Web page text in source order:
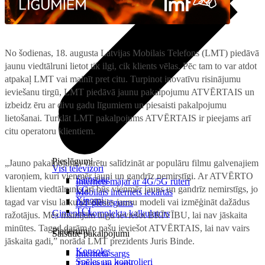
Pieslēgumi
Internets mājai ar 4G/5G rūteri
Mobilais internets iekārtās
IoT pieslēgums
Ģimenes komplekta kalkulators
Saistītie pakalpojumi
Interneta sargs
Visi televizori
Samsung
LG
Xiaomi
TCL
Piederumi
Konsoles
Spēles un kontrolieri
No šodienas, 18. augusta Latvijas Mobilais Telefons (LMT) piedāvā
jaunu viedtālruni lietot tik ilgi, cik klients vēlas. Pēc tam to var atdot
atpakaļ LMT vai mainīt pret citu. Turpinot inovatīvu risinājumu
ieviešanu tirgū, LMT piedāvā jaunu pakalpojumu ATVĒRTAIS un
izbeidz ēru ar divu gadu līgumiem un piesaisti pakalpojumu
lietošanai. Turklāt LMT pakalpojums ATVĒRTAIS ir pieejams arī
citu operatoru klientiem.
„Jauno pakalpojumu varētu salīdzināt ar populāru filmu galvenajiem
varoņiem, kuri vienmēr jauni un gandrīz nemirstīgi. Ar ATVĒRTO
klientam viedtālrunis arī būs vienmēr jauns un gandrīz nemirstīgs, jo
tagad var visu laiku izvēlēties jaunu modeli vai izmēģināt dažādus
ražotājus. Mēs mainījām tirgu ieviešot BRĪVĪBU, lai nav jāskaita
minūtes. Tagad darām to pašu ieviešot ATVĒRTAIS, lai nav vairs
jāskaita gadi,” norāda LMT prezidents Juris Binde.